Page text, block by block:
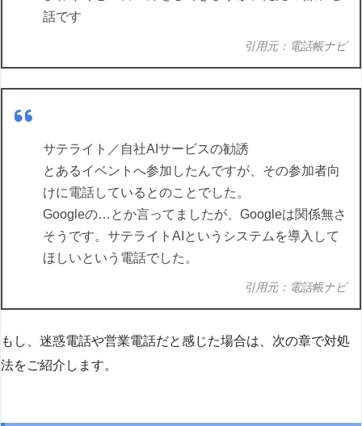
話です
引用元：電話帳ナビ
サテライト／自社AIサービスの勧誘
とあるイベントへ参加したんですが、その参加者向
けに電話しているとのことでした。
Googleの…とか言ってましたが、Googleは関係無さ
そうです。サテライトAIというシステムを導入して
ほしいという電話でした。
引用元：電話帳ナビ
もし、迷惑電話や営業電話だと感じた場合は、次の章で対処
法をご紹介します。